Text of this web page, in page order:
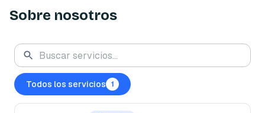
Sobre nosotros
Todos los servicios 1